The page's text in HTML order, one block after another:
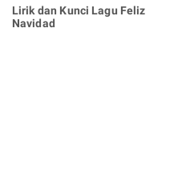
Lirik dan Kunci Lagu Feliz
Navidad